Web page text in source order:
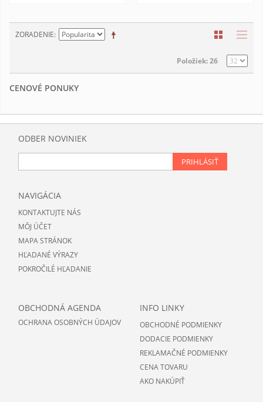
ZORADENIE
Položiek: 26
CENOVÉ PONUKY
ODBER NOVINIEK
PRIHLÁSIŤ
NAVIGÁCIA
KONTAKTUJTE NÁS
MÔJ ÚČET
MAPA STRÁNOK
HĽADANÉ VÝRAZY
POKROČILÉ HĽADANIE
OBCHODNÁ AGENDA
OCHRANA OSOBNÝCH ÚDAJOV
INFO LINKY
OBCHODNÉ PODMIENKY
DODACIE PODMIENKY
REKLAMAČNÉ PODMIENKY
CENA TOVARU
AKO NAKÚPIŤ